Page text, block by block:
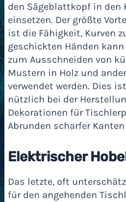
den Sägeblattkopf in den
einsetzen. Der größte
ist die Fähigkeit, Kurven
geschickten Händen
zum Ausschneiden von
Mustern in Holz und
verwendet werden. Dies
nützlich bei der
Dekorationen für
Abrunden scharfer
Elektrischer
Das letzte, oft
für den angehenden